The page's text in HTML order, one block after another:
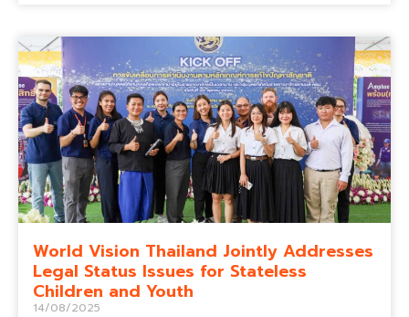
World Vision Thailand Jointly Addresses
Legal Status Issues for Stateless
Children and Youth
14/08/2025